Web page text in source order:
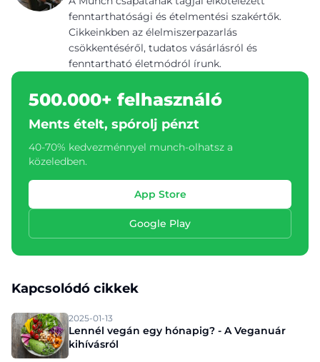
fenntarthatósági és ételmentési szakértők.
Cikkeinkben az élelmiszerpazarlás
csökkentéséről, tudatos vásárlásról és
fenntartható életmódról írunk.
500.000+ felhasználó
Ments ételt, spórolj pénzt
40-70% kedvezménnyel munch-olhatsz a
közeledben.
App Store
Google Play
Kapcsolódó cikkek
2025-01-13
Lennél vegán egy hónapig? - A Veganuár
kihívásról